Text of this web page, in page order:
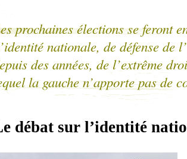
prochaines élections se feront
nationale, de défense de
des années, de l’extrême
la gauche n’apporte pas de
débat sur l’identité